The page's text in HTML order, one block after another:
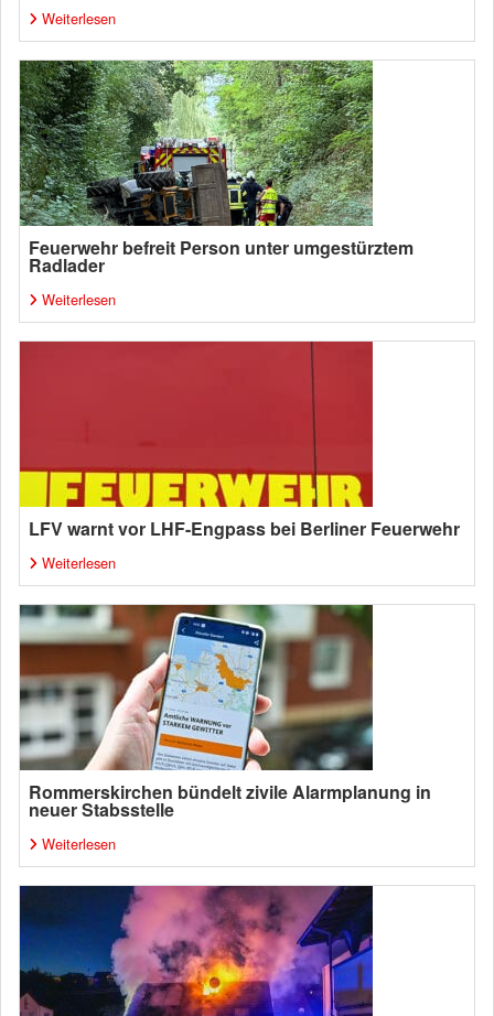
Weiterlesen
Feuerwehr befreit Person unter umgestürztem
Radlader
Weiterlesen
LFV warnt vor LHF-Engpass bei Berliner Feuerwehr
Weiterlesen
Rommerskirchen bündelt zivile Alarmplanung in
neuer Stabsstelle
Weiterlesen